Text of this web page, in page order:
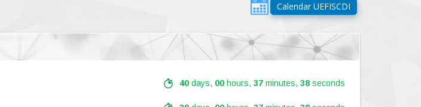
Calendar UEFISCDI
40days, 00hours, 37minutes, 36seconds